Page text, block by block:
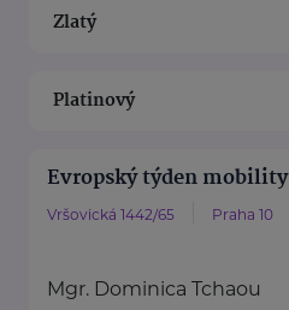
Zlatý
Platinový
Evropský týden mobility
Vršovická 1442/65 Praha 10
Mgr. Dominica Tchaou